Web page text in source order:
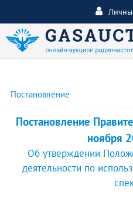
Постановление
Постановление
ноября
Об утверждении
деятельности по